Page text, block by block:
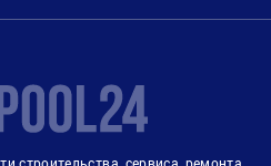
строительства, сервиса, ремонта